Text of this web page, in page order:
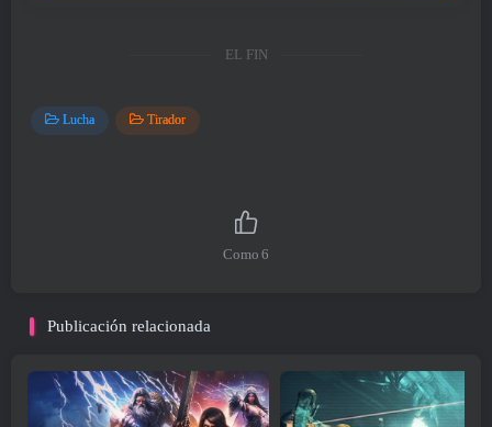
EL FIN
Lucha Tirador
Como 6
Publicación relacionada